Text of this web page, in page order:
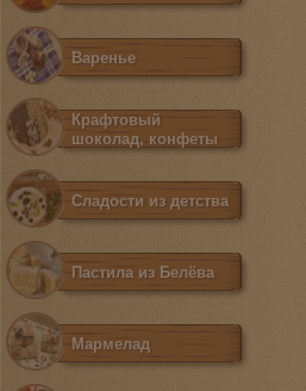
Варенье
Крафтовый
шоколад, конфеты
Сладости из детства
Пастила из Белёва
Мармелад